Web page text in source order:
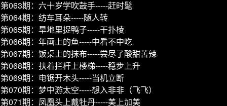
第063期：六十岁学吹鼓手-----赶时髦
第064期：纺车耳朵-----随人转
第065期：旱地里捉鸭子-----干扑棱
第066期：年画上的鱼-----中看不中吃
第067期：饭桌上的抹布-----尝尽了酸甜苦辣
第068期：扶着拦杆上楼梯-----稳步上升
第069期：电锯开木头-----当机立断
第070期：梦中游太空-----想入非非（飞飞）
第071期：凤凰头上戴牡丹-----美上加美